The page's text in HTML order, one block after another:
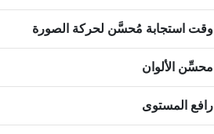
وقت استجابة مُحسَّن لحركة الصورة
محسِّن الألوان
رافع المستوى